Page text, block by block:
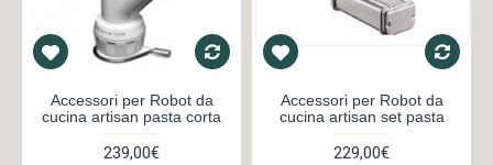
Accessori per Robot da
cucina artisan pasta corta
239,00€
Accessori per Robot da
cucina artisan set pasta
229,00€